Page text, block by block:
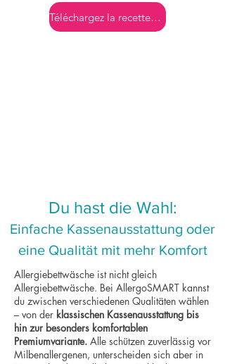
Téléchargez la recette ici
Du hast die Wahl:
Einfache Kassenausstattung oder
eine Qualität mit mehr Komfort
Allergiebettwäsche ist nicht gleich
Allergiebettwäsche. Bei AllergoSMART kannst
du zwischen verschiedenen Qualitäten wählen
– von der klassischen Kassenausstattung bis
hin zur besonders komfortablen
Premiumvariante. Alle schützen zuverlässig vor
Milbenallergenen, unterscheiden sich aber in